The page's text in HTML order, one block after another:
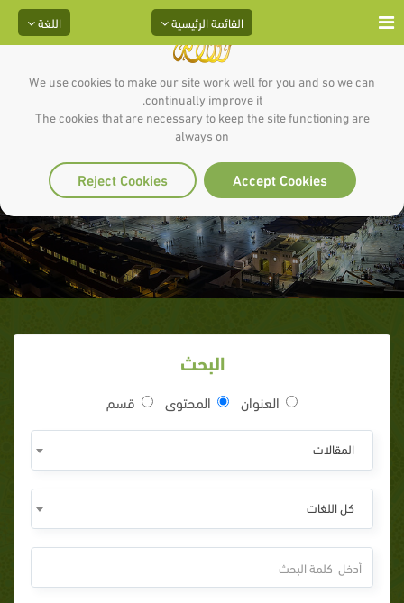
We use cookies to make our site work well for you and so we can
continually improve it.
The cookies that are necessary to keep the site functioning are
always on
Accept Cookies
Reject Cookies
اللغة القائمة الرئيسية
المواساة في الشدة
البحث
العنوان المحتوى قسم
المقالات
كل اللغات